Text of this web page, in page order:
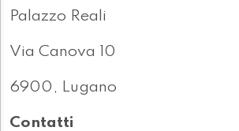
Palazzo Reali
Via Canova 10
6900, Lugano
Contatti